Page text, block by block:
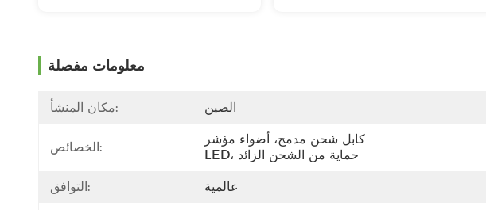
معلومات مفصلة
مكان المنشأ: الصين
الخصائص:
كابل شحن مدمج، أضواء مؤشر
LED، حماية من الشحن الزائد
التوافق: عالمية